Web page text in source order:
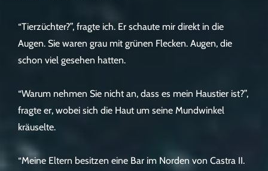
“Tierzüchter?”, fragte ich. Er schaute mir direkt in die
Augen. Sie waren grau mit grünen Flecken. Augen, die
schon viel gesehen hatten.
“Warum nehmen Sie nicht an, dass es mein Haustier ist?”,
fragte er, wobei sich die Haut um seine Mundwinkel
kräuselte.
“Meine Eltern besitzen eine Bar im Norden von Castra II.